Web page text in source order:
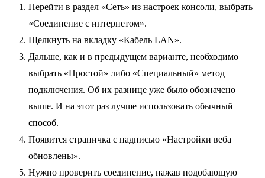
Перейти в раздел «Сеть» из настроек консоли, выбрать
«Соединение с интернетом».
Щелкнуть на вкладку «Кабель LAN».
Дальше, как и в предыдущем варианте, необходимо
выбрать «Простой» либо «Специальный» метод
подключения. Об их разнице уже было обозначено
выше. И на этот раз лучше использовать обычный
способ.
Появится страничка с надписью «Настройки веба
обновлены».
Нужно проверить соединение, нажав подобающую